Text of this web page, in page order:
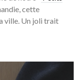
cette
ville. Un joli trait